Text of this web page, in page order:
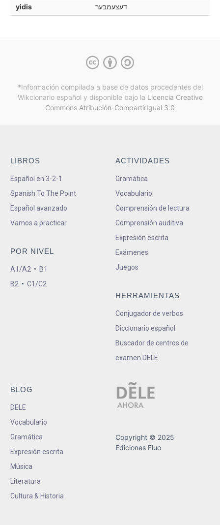
yidis דעצעמבער
*Información compilada a base de datos procedentes del
Wikcionario español y disponible bajo la Licencia Creative
Commons Atribución-CompartirIgual 3.0
LIBROS
Español en 3-2-1
Spanish To The Point
Español avanzado
Vamos a practicar
POR NIVEL
A1/A2 • B1
B2 • C1/C2
ACTIVIDADES
Gramática
Vocabulario
Comprensión de lectura
Comprensión auditiva
Expresión escrita
Exámenes
Juegos
HERRAMIENTAS
Conjugador de verbos
Diccionario español
Buscador de centros de
examen DELE
BLOG
DELE
Vocabulario
Gramática
Expresión escrita
Música
Literatura
Cultura & Historia
Copyright © 2025
Ediciones Fluo